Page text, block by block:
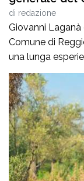
di redazione
Giovanni
Comune di
una lunga
amministrazione
Calabria ed in
Anas Sicilia,
Direttore
generale della